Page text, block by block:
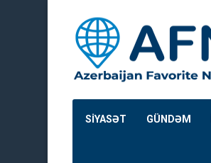
SİYASƏT GÜNDƏM